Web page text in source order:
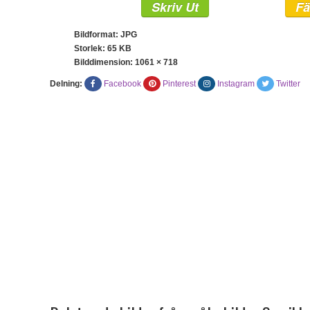
Skriv Ut
Bildformat: JPG
Storlek: 65 KB
Bilddimension: 1061 × 718
Delning: Facebook Pinterest Instagram Twitter